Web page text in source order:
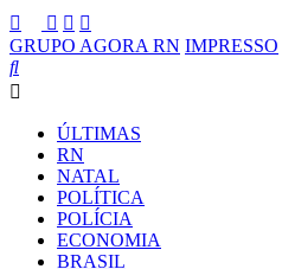
GRUPO AGORA RN IMPRESSO
ÚLTIMAS
RN
NATAL
POLÍTICA
POLÍCIA
ECONOMIA
BRASIL